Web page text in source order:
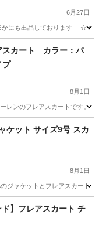
6月27日
出品しております ☆★☆
スチーム
スカート カラー：パ
プ
8月1日
のフレアスカートです。 や
ラルフローレン
ケット サイズ9号 スカ
8月1日
ケットとフレアスカートの
オリヒカ
ド】フレアスカート チ